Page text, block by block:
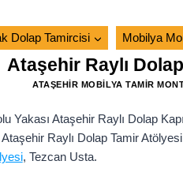
Dolap Tamircisi Mobilya
Ataşehir Raylı
ATAŞEHIR MOBILYA TAMIR
Yakası Ataşehir Raylı Dolap
Raylı Dolap Tamir
, Tezcan Usta.